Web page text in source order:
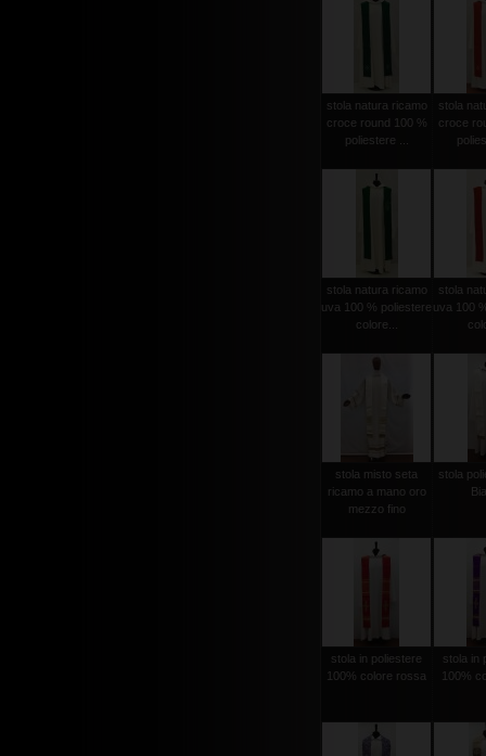
stola natura ricamo
croce round 100 %
poliestere ...
stola
croce
stola natura ricamo
uva 100 % poliestere
colore...
stola
uva 100
stola misto seta
ricamo a mano oro
mezzo fino
stola
stola in poliestere
100% colore rossa
stola in
100%